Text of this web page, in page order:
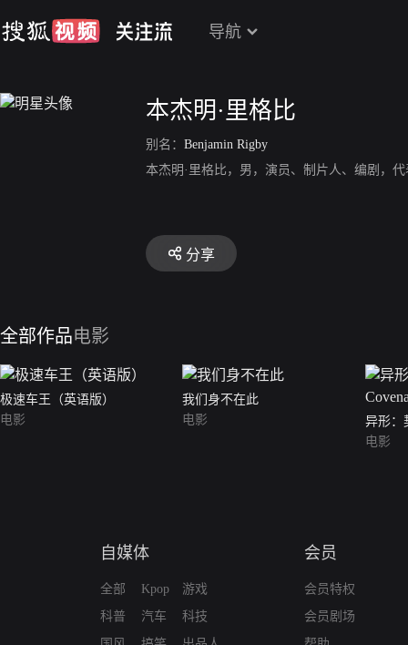
导航
本杰明·里格比
别名： Benjamin Rigby
本杰明·里格比，男，演员、制片人、编剧，
分享
全部作品电影
极速车王（英语版）
电影
我们身不在此
电影
异形：
（普通
电影
自媒体
全部
科普
Kpop
汽车
游戏
科技
会员
会员特权
会员剧场